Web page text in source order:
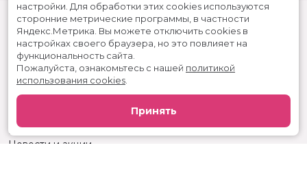
Скоро в кино
Вакансии
Новости и акции
настройки. Для обработки этих cookies используются
сторонние метрические программы, в частности
Яндекс.Метрика. Вы можете отключить cookies в
настройках своего браузера, но это повлияет на
функциональность сайта.
Пожалуйста, ознакомьтесь с нашей политикой
использования cookies
Принять